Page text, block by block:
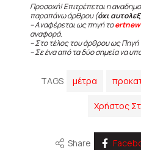
Προσοχή! Επιτρέπεται η
παραπάνω άρθρου (όχι
– Αναφέρεται ως πηγή το
αναφορά.
– Στο τέλος του άρθρου ως Πηγή
– Σε ένα από τα δύο σημεία να
TAGS μέτρα
Χρήστος
Share